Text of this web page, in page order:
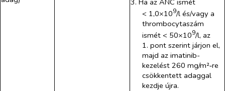
3. Ha az ANC ismét
< 1,0×109/l és/vagy a
thrombocytaszám
ismét < 50×109/l, az
1. pont szerint járjon el,
majd az imatinib-
kezelést 260 mg/m²‑re
csökkentett adaggal
kezdje újra.